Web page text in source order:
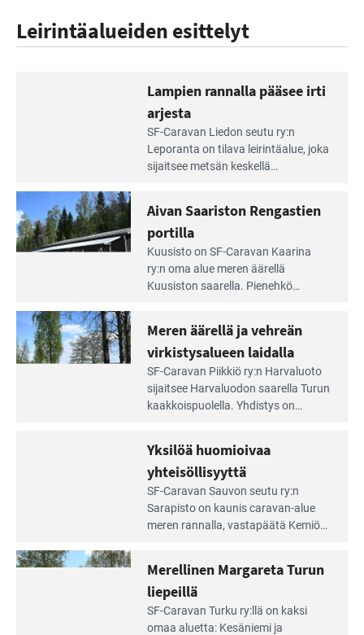
Leirintäalueiden esittelyt
rannalla
pääsee
irti
arjesta
Lampien rannalla pääsee irti
arjesta
SF-Caravan Liedon seutu ry:n
Leporanta on tilava leirintäalue, joka
sijaitsee metsän kes­kellä
tarjoaa ympäris­töineen kauniit
maisemat ja loistavat virkistäytymis­
mahdollisuudet.
Lue
Saariston
Rengastien
portilla
Aivan Saariston Rengastien
portilla
Kuusisto on SF-Caravan Kaarina
ry:n oma alue meren äärellä
Kuusiston saarella. Pie­nehkö
Meren äärellä ja vehreän
virkistysalueen laidalla
SF-Caravan Piikkiö ry:n Harvaluoto
sijait­see Harvaluodon saarella Turun
kaakkois­puolella. Yhdistys on
virkistysalueesta.
huomioivaa
yhteisöllisyyttä
Yksilöä huomioivaa
yhteisöllisyyttä
SF-Caravan Sauvon seutu ry:n
Sarapisto on kaunis caravan-alue
meren rannalla, vasta­päätä Kemiön
kymmenen paikkaa ilman sähköä.
Merellinen Margareta Turun
liepeillä
SF-Caravan Turku ry:llä on kaksi
omaa aluet­ta: Kesäniemi ja